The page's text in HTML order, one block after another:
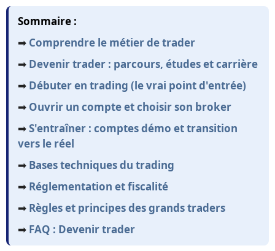
Sommaire :
➡️ Comprendre le métier de trader
➡️ Devenir trader : parcours, études et carrière
➡️ Débuter en trading (le vrai point d'entrée)
➡️ Ouvrir un compte et choisir son broker
➡️S'entraîner : comptes démo et transition
vers le réel
➡️ Bases techniques du trading
➡️ Réglementation et fiscalité
➡️ Règles et principes des grands traders
➡️ FAQ : Devenir trader